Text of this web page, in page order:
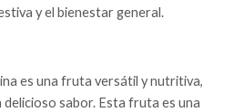
y el bienestar general.
es una fruta versátil y nutritiva,
sabor. Esta fruta es una